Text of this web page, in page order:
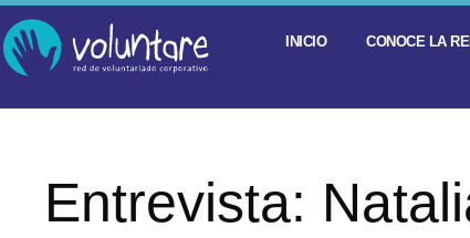
INICIO CONOCE LA
Entrevista: